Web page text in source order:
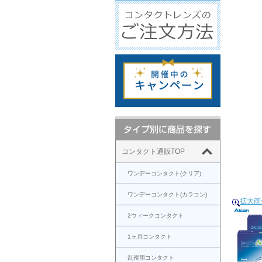
コンタクト通販TOP
ワンデーコンタクト(クリア)
ワンデーコンタクト(カラコン)
2ウィークコンタクト
1ヶ月コンタクト
乱視用コンタクト
拡大